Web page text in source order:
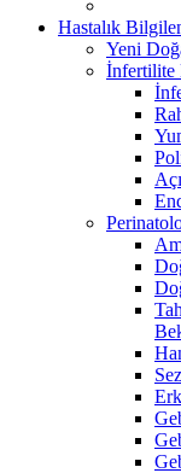
Hastalık
Yeni
İnfertilite